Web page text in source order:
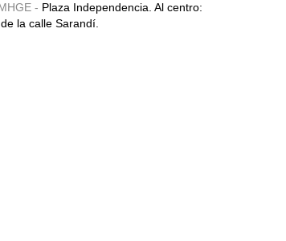
- Plaza Independencia. Al centro:
la calle Sarandí.